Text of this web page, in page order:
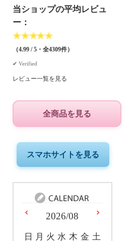
当ショップの平均レビュ
ー：
★★★★★
（4.99 / 5・全4309件）
✔︎ Verified
レビュー一覧を見る
全商品を見る
スマホサイトを見る
2026/08
日 月 火 水 木 金 土